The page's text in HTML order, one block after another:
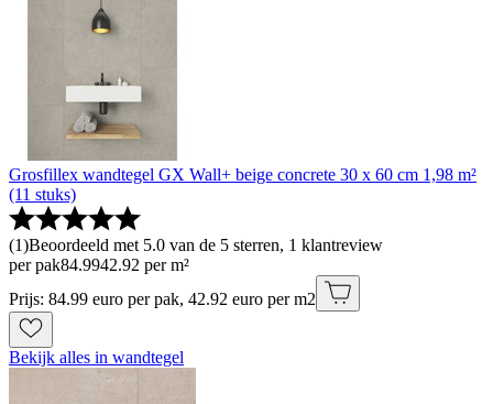
Grosfillex wandtegel GX Wall+ beige concrete 30 x 60 cm 1,98 m²
(11 stuks)
(1)Beoordeeld met 5.0 van de 5 sterren, 1 klantreview
per pak84.9942.92 per m²
Prijs: 84.99 euro per pak, 42.92 euro per m2
Bekijk alles in wandtegel